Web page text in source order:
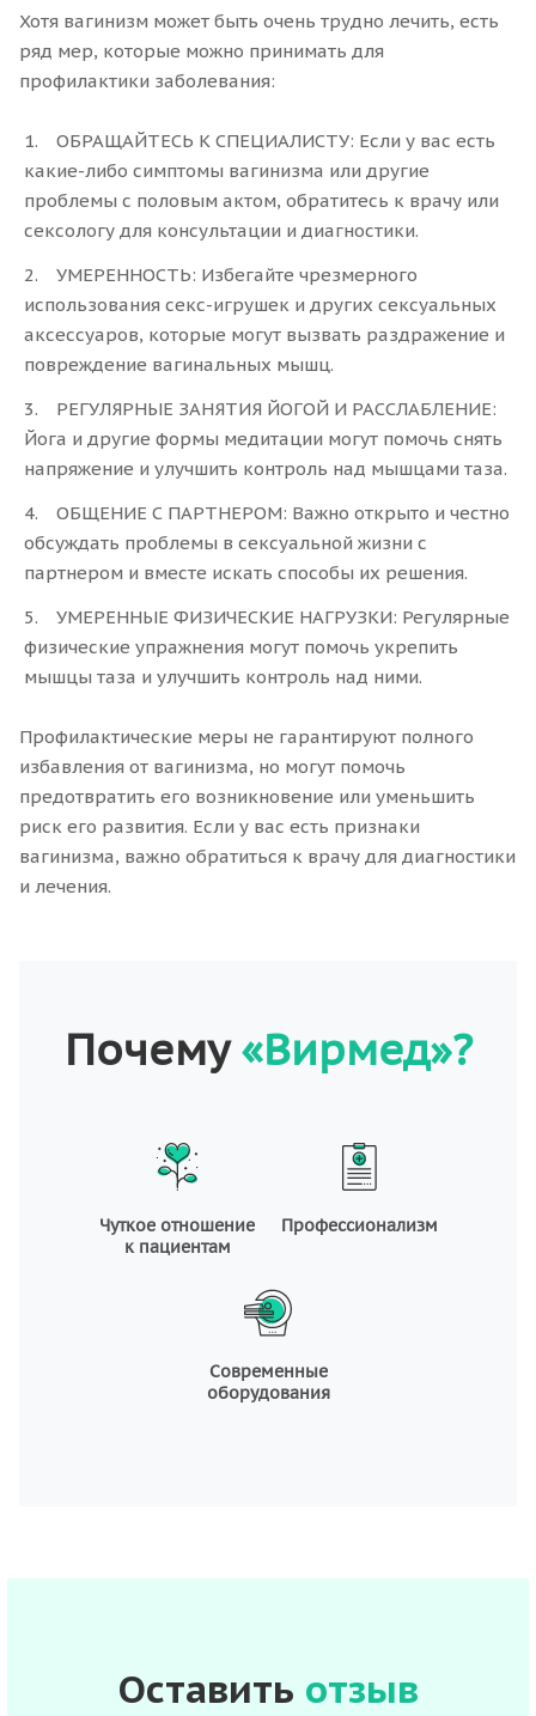
Хотя вагинизм может быть очень трудно лечить, есть
ряд мер, которые можно принимать для
профилактики заболевания:
ОБРАЩАЙТЕСЬ К СПЕЦИАЛИСТУ: Если у вас есть
какие-либо симптомы вагинизма или другие
проблемы с половым актом, обратитесь к врачу или
сексологу для консультации и диагностики.
УМЕРЕННОСТЬ: Избегайте чрезмерного
использования секс-игрушек и других сексуальных
аксессуаров, которые могут вызвать раздражение и
повреждение вагинальных мышц.
РЕГУЛЯРНЫЕ ЗАНЯТИЯ ЙОГОЙ И РАССЛАБЛЕНИЕ:
Йога и другие формы медитации могут помочь снять
напряжение и улучшить контроль над мышцами таза.
ОБЩЕНИЕ С ПАРТНЕРОМ: Важно открыто и честно
обсуждать проблемы в сексуальной жизни с
партнером и вместе искать способы их решения.
УМЕРЕННЫЕ ФИЗИЧЕСКИЕ НАГРУЗКИ: Регулярные
физические упражнения могут помочь укрепить
мышцы таза и улучшить контроль над ними.
Профилактические меры не гарантируют полного
избавления от вагинизма, но могут помочь
предотвратить его возникновение или уменьшить
риск его развития. Если у вас есть признаки
вагинизма, важно обратиться к врачу для диагностики
и лечения.
Почему«Вирмед»?
Чуткое отношение
к пациентам
Профессионализм
Современные
оборудования
Оставить отзыв